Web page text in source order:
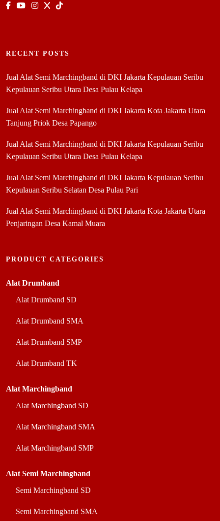
RECENT POSTS
Jual Alat Semi Marchingband di DKI Jakarta Kepulauan Seribu
Kepulauan Seribu Utara Desa Pulau Kelapa
Jual Alat Semi Marchingband di DKI Jakarta Kota Jakarta Utara
Tanjung Priok Desa Papango
Jual Alat Semi Marchingband di DKI Jakarta Kepulauan Seribu
Kepulauan Seribu Utara Desa Pulau Kelapa
Jual Alat Semi Marchingband di DKI Jakarta Kepulauan Seribu
Kepulauan Seribu Selatan Desa Pulau Pari
Jual Alat Semi Marchingband di DKI Jakarta Kota Jakarta Utara
Penjaringan Desa Kamal Muara
PRODUCT CATEGORIES
Alat Drumband
Alat Drumband SD
Alat Drumband SMA
Alat Drumband SMP
Alat Drumband TK
Alat Marchingband
Alat Marchingband SD
Alat Marchingband SMA
Alat Marchingband SMP
Alat Semi Marchingband
Semi Marchingband SD
Semi Marchingband SMA